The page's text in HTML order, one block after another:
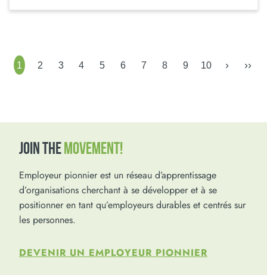
1 2 3 4 5 6 7 8 9 10 › ››
JOIN THEMOVEMENT!
Employeur pionnier est un réseau d’apprentissage
d’organisations cherchant à se développer et à se
positionner en tant qu’employeurs durables et centrés sur
les personnes.
DEVENIR UN EMPLOYEUR PIONNIER